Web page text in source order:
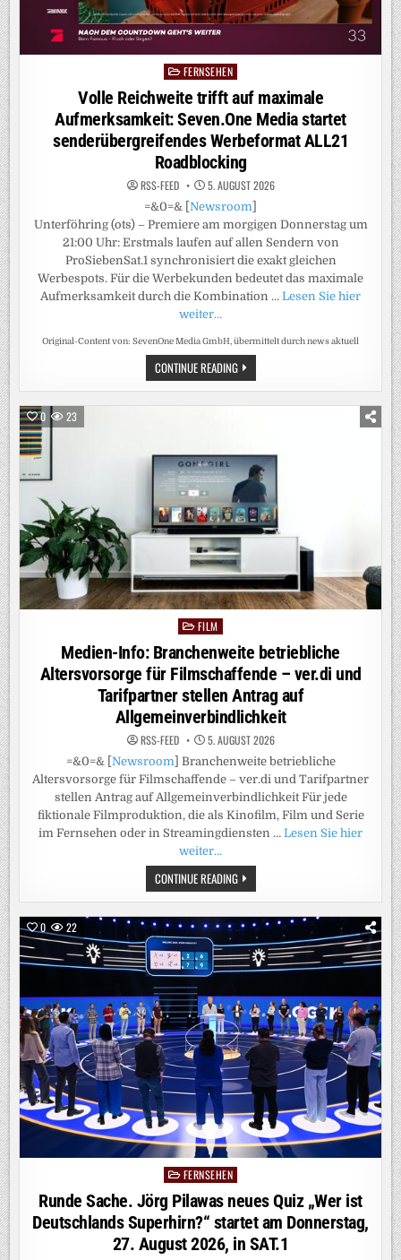
DER
PROSIEBEN
„BEAUTY
THE
NERD“
PostedFERNSEHEN
Volle Reichweite trifft auf maximale
Aufmerksamkeit: Seven.One Media startet
senderübergreifendes Werbeformat ALL21
Roadblocking
RSS-FEED 5. AUGUST 2026
=&0=& [ Newsroom
Unterföhring (ots) – Premiere am morgigen Donnerstag um
21:00 Uhr: Erstmals laufen auf allen Sendern von
ProSiebenSat.1 synchronisiert die exakt gleichen
Werbespots. Für die Werbekunden bedeutet das maximale
Aufmerksamkeit durch die Kombination … Lesen Sie hier
weiter…
Original-Content von: SevenOne Media GmbH, übermittelt durch news aktuell
CONTINUE READINGVOLLE
REICHWEITE
TRIFFT
STARTET
SENDERÜBERGREIFENDES
WERBEFORMAT
ALL21
ROADBLOCKING
0 23
Posted
FILM
Medien-Info: Branchenweite betriebliche
Altersvorsorge für Filmschaffende – ver.di und
Tarifpartner stellen Antrag auf
Allgemeinverbindlichkeit
RSS-FEED 5. AUGUST 2026
=&0=& [ Newsroom ] Branchenweite betriebliche
Altersvorsorge für Filmschaffende – ver.di und Tarifpartner
stellen Antrag auf Allgemeinverbindlichkeit Für jede
fiktionale Filmproduktion, die als Kinofilm, Film und Serie
im Fernsehen oder in Streamingdiensten … Lesen Sie hier
weiter…
CONTINUE READINGMEDIEN-
INFO:
BRANCHENWEITE
ALTERSVORSORGE
FÜR
FILMSCHAFFENDE
–
VER.DI
TARIFPARTNER
STELLEN
ANTRAG
AUF
ALLGEMEINVERBINDLICHKEIT
0 22
Posted
in
FERNSEHEN
Runde Sache. Jörg Pilawas neues Quiz „Wer ist
Deutschlands Superhirn?“ startet am Donnerstag,
27. August 2026, in SAT.1